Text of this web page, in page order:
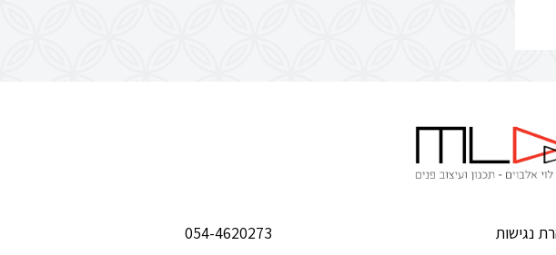
נגישות
054-4620273